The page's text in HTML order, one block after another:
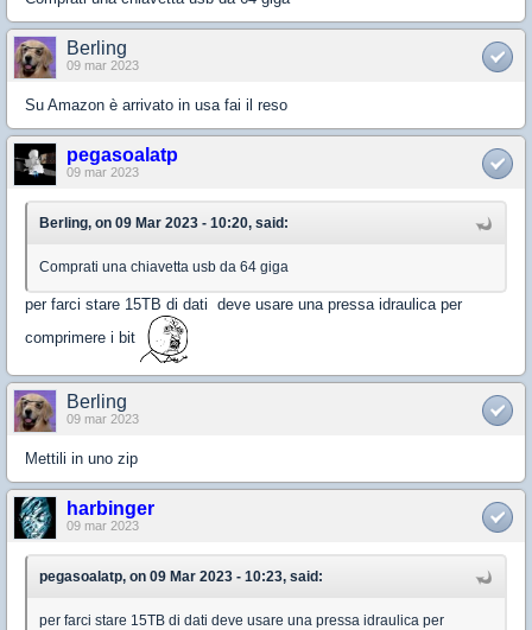
Berling
09 mar 2023
Su Amazon è arrivato in usa fai il reso
pegasoalatp
09 mar 2023
Berling, on 09 Mar 2023 - 10:20, said:
Comprati una chiavetta usb da 64 giga
per farci stare 15TB di dati deve usare una pressa idraulica per
comprimere i bit
Berling
09 mar 2023
Mettili in uno zip
harbinger
09 mar 2023
pegasoalatp, on 09 Mar 2023 - 10:23, said:
per farci stare 15TB di dati deve usare una pressa idraulica per